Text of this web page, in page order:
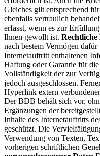
Gleiches gilt entsprechend
ebenfalls vertraulich
erfasst, wenn es zur
Ihnen gewollt ist. Rechtliche
nach bestem Vermögen
Internetauftritt enthaltenen
Haftung oder Garantie für
Vollständigkeit der zur
jedoch ausgeschlossen.
Hyperlink extern
Der BDB behält sich vor,
Ergänzungen der
Inhalte des Internetauftritts
geschützt. Die
Verwendung von Texten,
vorherigen schriftlichen